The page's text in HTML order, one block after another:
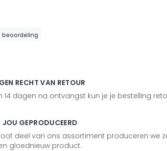
beoordeling
RECHT VAN RETOUR
14 dagen na ontvangst kun je je bestelling
GEPRODUCEERD
deel van ons assortiment produceren we
gloednieuw product.